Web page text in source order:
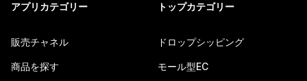
アプリカテゴリー
販売チャネル
商品を探す
トップカテゴリー
ドロップシッピング
モール型EC